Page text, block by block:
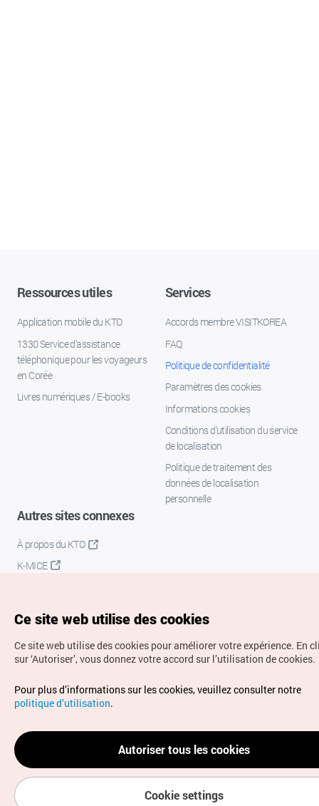
Ressources utiles
Application mobile du KTO
1330 Service d'assistance
téléphonique pour les voyageurs
en Corée
Livres numériques / E-books
Services
Accords membre VISITKOREA
FAQ
Politique de confidentialité
Paramètres des cookies
Informations cookies
Conditions d’utilisation du service
de localisation
Politique de traitement des
données de localisation
personnelle
Autres sites connexes
À propos du KTO
K-MICE
Droits d’auteur (c) Office National du Tourisme en Corée.
Tous droits réservés.
Pour les rapports d'erreurs et demandes de renseignements,
adressez vos demandes à
info.ontc@gmail.com
Ce site web utilise des cookies
Ce site web utilise des cookies pour améliorer votre expérience. En
sur ‘Autoriser’, vous donnez votre accord sur l’utilisation de cookies.
Pour plus d’informations sur les cookies, veuillez consulter notre
politique d’utilisation.
Autoriser tous les cookies
Cookie settings